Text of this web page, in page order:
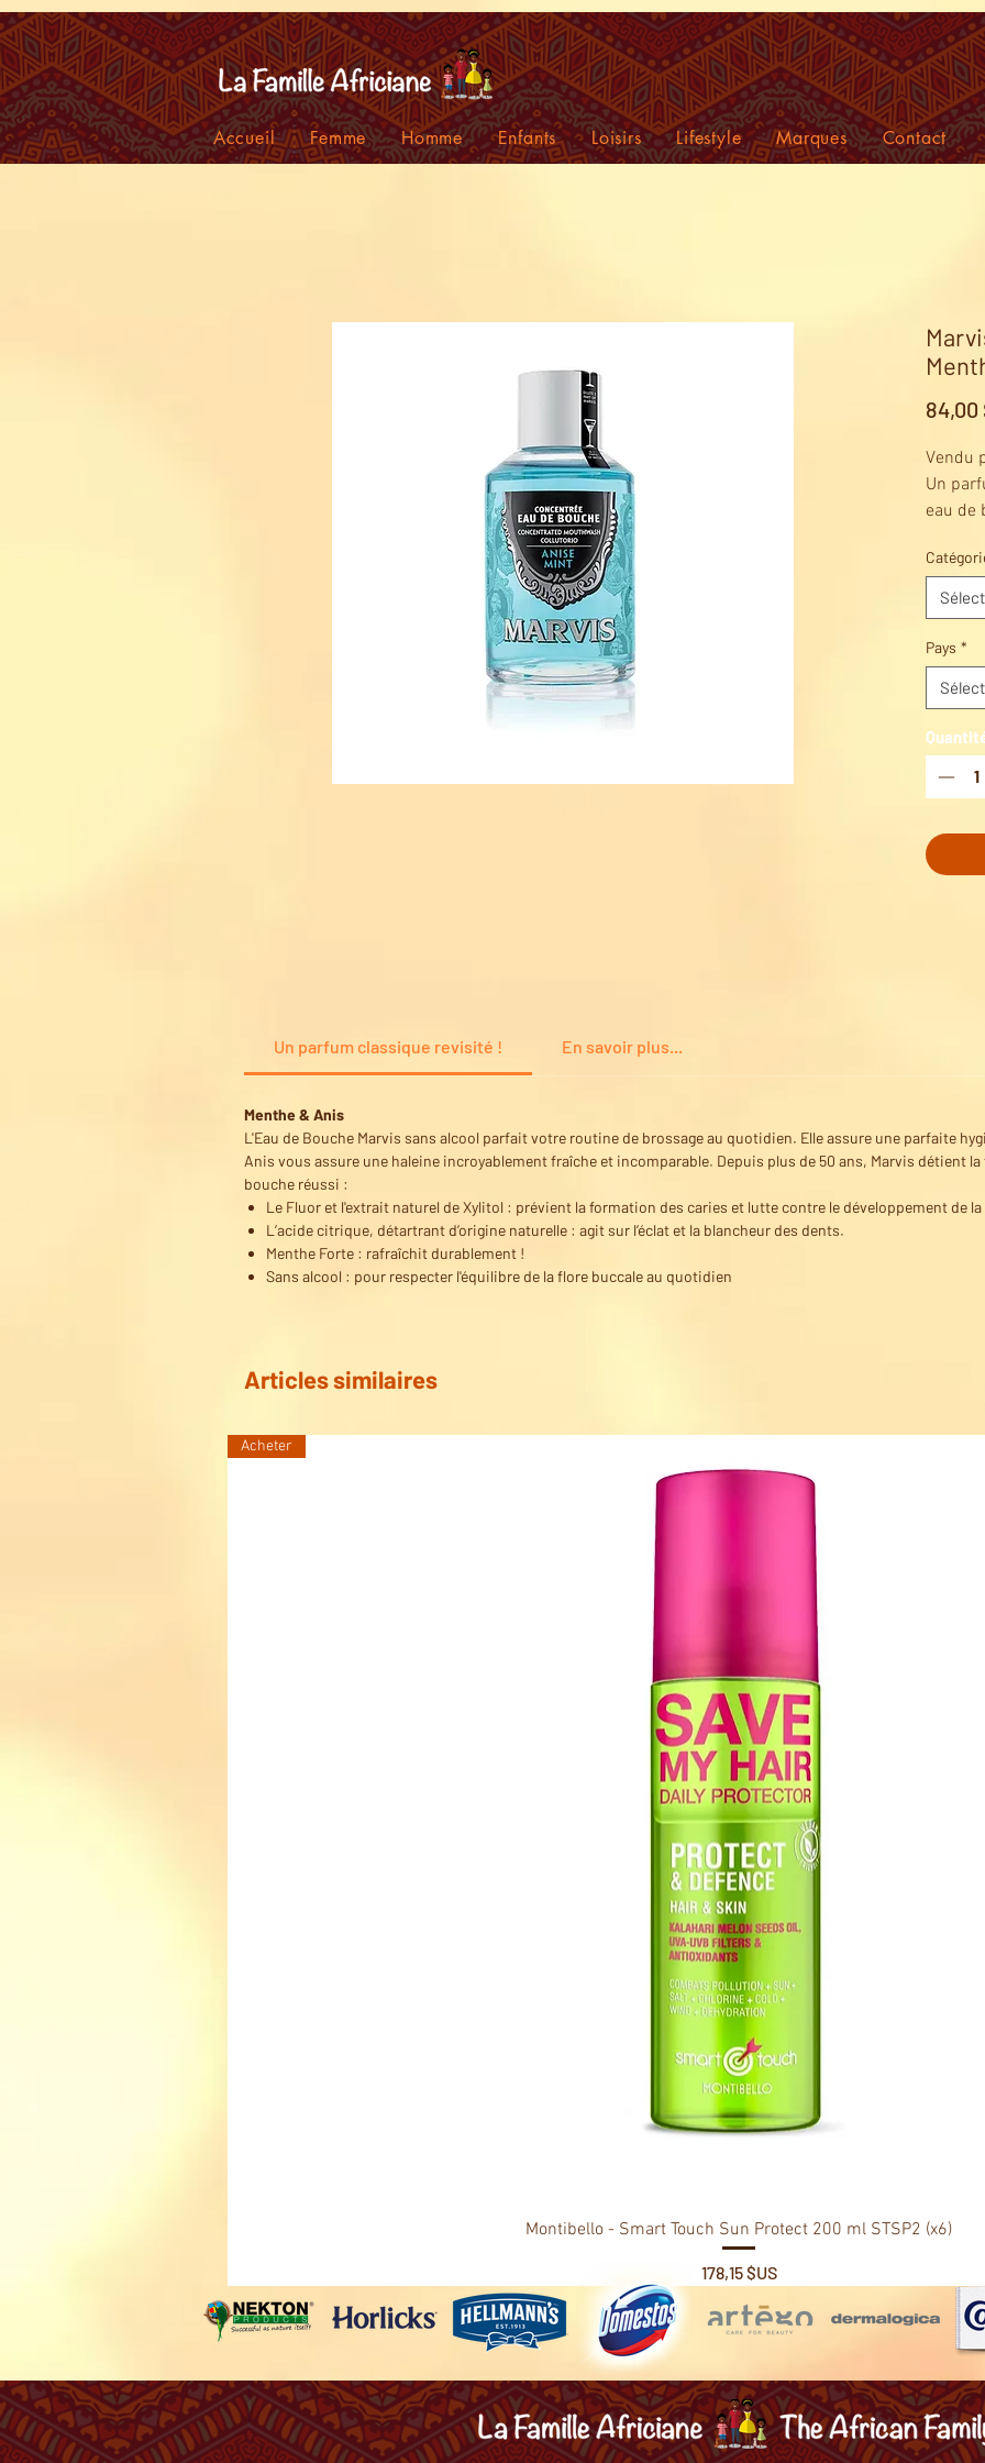
Accueil Femme Homme Enfants Loisirs Lifestyle Marques Contact
84,00
Vendu
Un
eau de
L'Eau
parfait
& Anis
Pays *
Un parfum classique revisité ! En savoir plus...
Menthe & Anis
L'Eau de Bouche Marvis sans alcool parfait votre routine de brossage au quotidien. Elle assure une parfaite
Anis vous assure une haleine incroyablement fraîche et incomparable. Depuis plus de 50 ans, Marvis détient la
bouche réussi :
Le Fluor et l'extrait naturel de Xylitol : prévient la formation des caries et lutte contre le développement de
L’acide citrique, détartrant d’origine naturelle : agit sur l’éclat et la blancheur des dents.
Menthe Forte : rafraîchit durablement !
Sans alcool : pour respecter l'équilibre de la flore buccale au quotidien
Articles similaires
Acheter
Montibello - Smart Touch Sun Protect 200 ml STSP2 (x6)
Prix
178,15 $US